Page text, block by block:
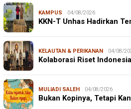
KAMPUS 04/08/2026
KKN-T Unhas Hadirkan
KELAUTAN & PERIKANAN 04/08/
Kolaborasi Riset
MULIADI SALEH 04/08/2026
Bukan Kopinya, Tetapi